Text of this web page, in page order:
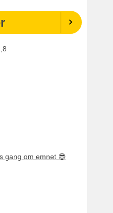
gang om emnet 😎